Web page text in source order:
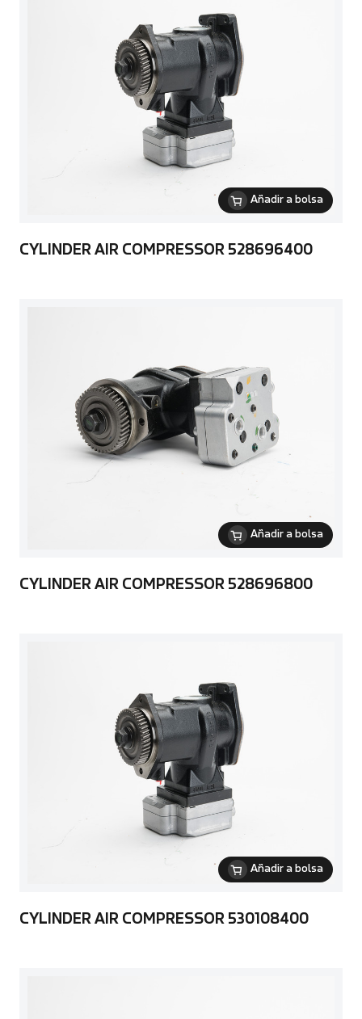
Añadir a bolsa
CYLINDER AIR COMPRESSOR 528696400
Añadir a bolsa
CYLINDER AIR COMPRESSOR 528696800
Añadir a bolsa
CYLINDER AIR COMPRESSOR 530108400